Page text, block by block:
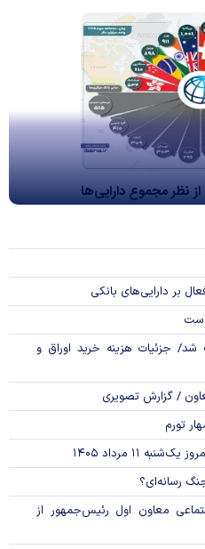
نظر مجموع دارایی‌ها
بر دارایی‌های بانکی
جزئیات هزینه خرید اوراق و
/ گزارش تصویری
تورم
۱۱ مرداد ۱۴۰۵
رسانه‌ای؟
معاون اول رئیس‌جمهور از